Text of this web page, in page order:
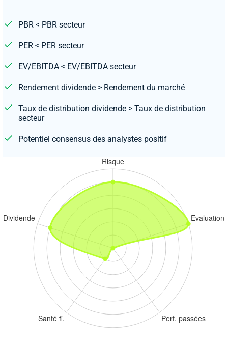
PBR < PBR secteur
PER < PER secteur
EV/EBITDA < EV/EBITDA secteur
Rendement dividende > Rendement du marché
Taux de distribution dividende > Taux de distribution
secteur
Potentiel consensus des analystes positif